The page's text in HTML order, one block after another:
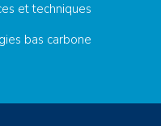
et techniques
bas carbone